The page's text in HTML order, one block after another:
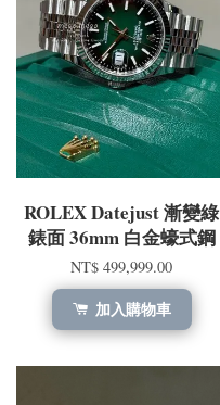
ROLEX Datejust 漸變綠
錶面 36mm 白金蠔式鋼
NT$ 499,999.00
加入購物車